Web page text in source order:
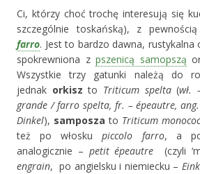
Ci, którzy choć trochę interesują się
szczególnie toskańską), z
farro. Jest to bardzo dawna, rustykalna
spokrewniona z pszenicą samopszą
Wszystkie trzy gatunki należą do
jednak orkisz to Triticum spelta(wł.
grande / farro spelta, fr. – épeautre,
Dinkel), samposza to Triticum
też po włoskupiccolo farro, a
analogicznie – petit épeautre (czyli
engrain, po angielsku i niemiecku –